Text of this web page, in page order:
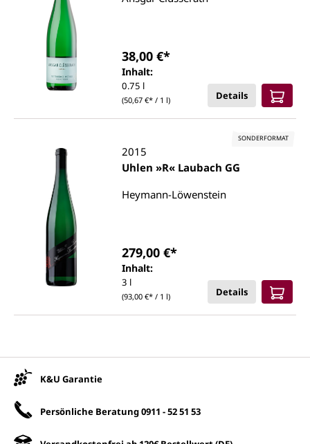
Inhalt:
0.75 l
(50,67 €* / 1 l)
38,00 €*
Details
SONDERFORMAT
2015
Uhlen »R« Laubach GG
Heymann-Löwenstein
Inhalt:
3 l
(93,00 €* / 1 l)
279,00 €*
Details
K&U Garantie
Persönliche Beratung0911 - 52 51 53